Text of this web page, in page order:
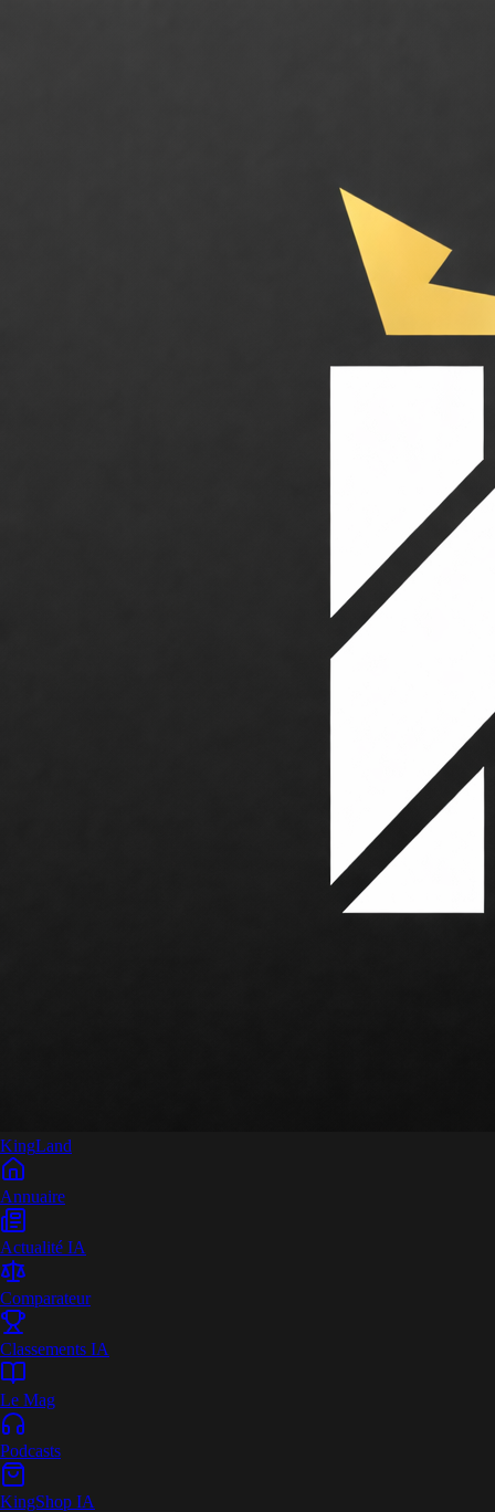
KingLand
Annuaire
Actualité IA
Comparateur
Classements IA
Le Mag
Podcasts
KingShop IA